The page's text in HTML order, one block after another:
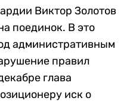
Виктор Золотов
поединок. В это
административным
правил
глава
иск о